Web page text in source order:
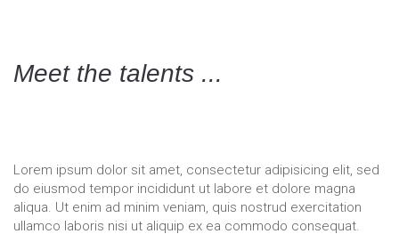
Meet the talents ...
Lorem ipsum dolor sit amet, consectetur adipisicing elit, sed
do eiusmod tempor incididunt ut labore et dolore magna
aliqua. Ut enim ad minim veniam, quis nostrud exercitation
ullamco laboris nisi ut aliquip ex ea commodo consequat.